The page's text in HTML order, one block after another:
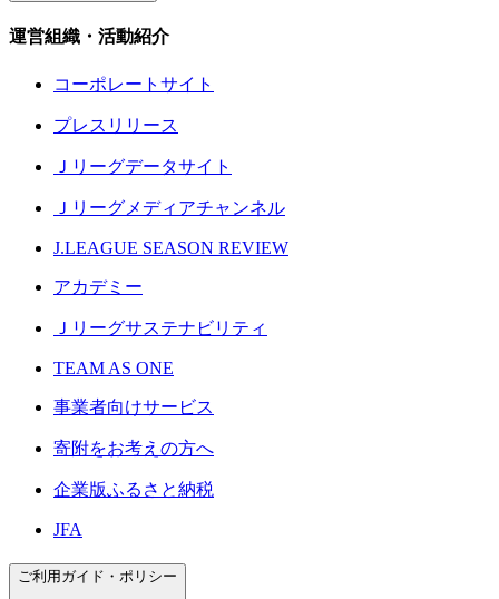
運営組織・活動紹介
コーポレートサイト
プレスリリース
Ｊリーグデータサイト
Ｊリーグメディアチャンネル
J.LEAGUE SEASON REVIEW
アカデミー
Ｊリーグサステナビリティ
TEAM AS ONE
事業者向けサービス
寄附をお考えの方へ
企業版ふるさと納税
JFA
ご利用ガイド・ポリシー